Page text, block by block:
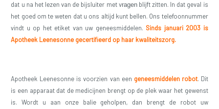
dat u na het lezen van de bijsluiter met vragenblijft zitten. In dat geval is
het goed om te weten dat u ons altijd kunt bellen. Ons telefoonnummer
vindt u op het etiket van uw geneesmiddelen. Sinds januari 2003 is
Apotheek Leenesonne gecertifieerd op haar kwaliteitszorg.
Apotheek Leenesonne is voorzien van een geneesmiddelen robot. Dit
is een apparaat dat de medicijnen brengt op de plek waar het gewenst
is. Wordt u aan onze balie geholpen, dan brengt de robot uw